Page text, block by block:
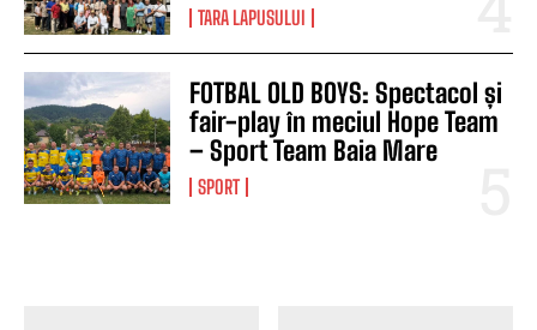
TARA LAPUSULUI
FOTBAL OLD BOYS: Spectacol și
fair-play în meciul Hope Team
– Sport Team Baia Mare
SPORT